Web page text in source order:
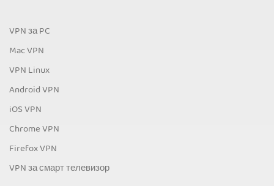
VPN за PC
Mac VPN
VPN Linux
Android VPN
iOS VPN
Chrome VPN
Firefox VPN
VPN за смарт телевизор